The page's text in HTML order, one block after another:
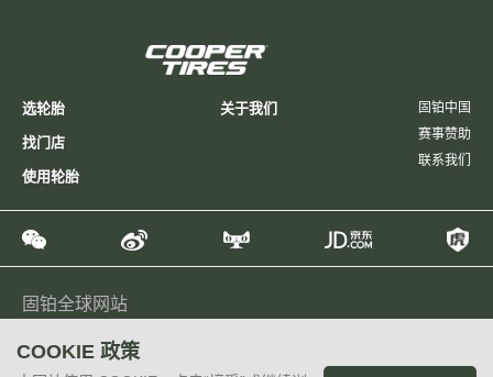
选轮胎
找门店
使用轮胎
关于我们
固铂中国
赛事赞助
联系我们
固铂全球网站
North America
Taiwan, China
Philippines
COOKIE 政策